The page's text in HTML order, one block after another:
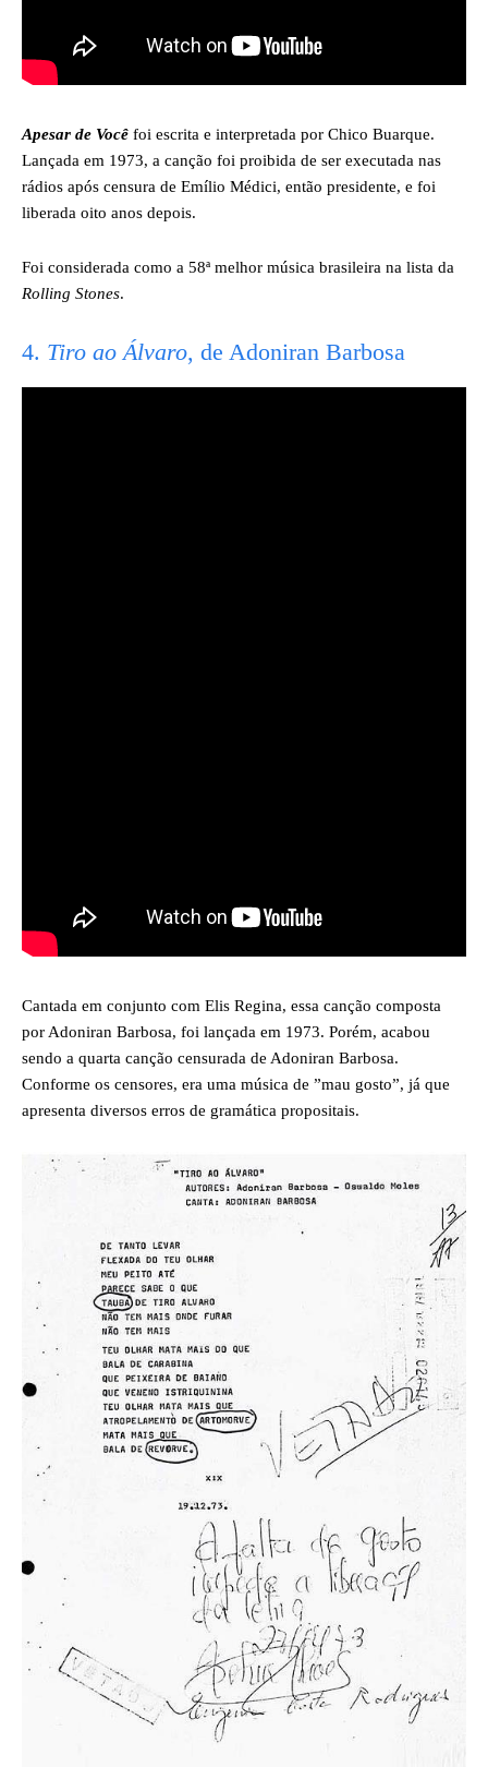
Apesar de Você foi escrita e interpretada por Chico Buarque.
Lançada em 1973, a canção foi proibida de ser executada nas
rádios após censura de Emílio Médici, então presidente, e foi
liberada oito anos depois.
Foi considerada como a 58ª melhor música brasileira na lista da
Rolling Stones.
4. Tiro ao Álvaro, de Adoniran Barbosa
Cantada em conjunto com Elis Regina, essa canção composta
por Adoniran Barbosa, foi lançada em 1973. Porém, acabou
sendo a quarta canção censurada de Adoniran Barbosa.
Conforme os censores, era uma música de ”mau gosto”, já que
apresenta diversos erros de gramática propositais.